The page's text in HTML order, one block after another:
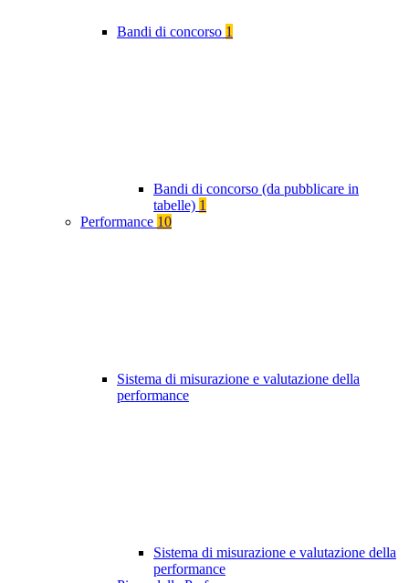
Bandi di concorso 1
Bandi di concorso (da pubblicare in
tabelle) 1
Performance 10
Sistema di misurazione e valutazione della
performance
Sistema di misurazione e valutazione della
performance